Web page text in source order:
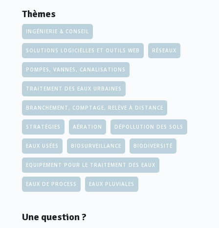
Thèmes
INGÉNIERIE & CONSEIL
SOLUTIONS LOGICIELLES ET OUTILS WEB RÉSEAUX
POMPES, VANNES, CANALISATIONS
TRAITEMENT DES EAUX URBAINES
BRANCHEMENT, COMPTAGE, RELÈVE À DISTANCE
STRATÉGIES AÉRATION DÉPOLLUTION DES SOLS
EAUX USÉES BIOSURVEILLANCE BIODIVERSITÉ
EQUIPEMENT POUR LE TRAITEMENT DES EAUX
EAUX DE PROCESS EAUX PLUVIALES
Une question ?